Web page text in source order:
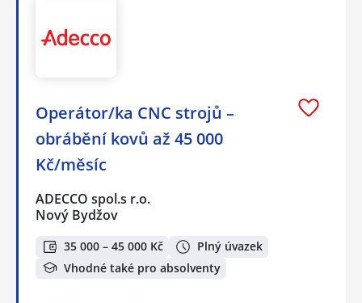
Operátor/ka CNC strojů –
obrábění kovů až 45 000
Kč/měsíc
ADECCO spol.s r.o.
Nový Bydžov
35 000 – 45 000 Kč
Plný úvazek
Vhodné také pro absolventy